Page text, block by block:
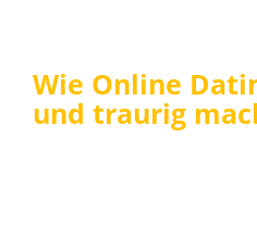
Wie Online
und traurig